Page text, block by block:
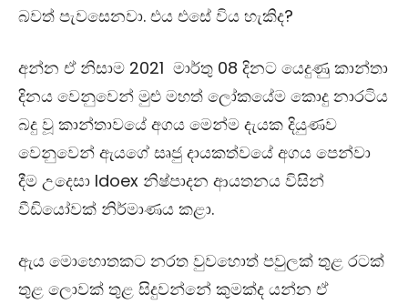
බවත් පැවසෙනවා. එය එසේ විය හැකිද?
අන්න ඒ නිසාම 2021 මාර්තු 08 දිනට යෙදුණු කාන්තා
දිනය වෙනුවෙන් මුළු මහත් ලෝකයේම කොදු නාරටිය
බදු වූ කාන්තාවයේ අගය මෙන්ම දැයක දියුණව
වෙනුවෙන් ඇයගේ සෘජු දායකත්වයේ අගය පෙන්වා
දීම උදෙසා Idoex නිෂ්පාදන ආයතනය විසින්
වීඩියෝවක් නිර්මාණය කළා.
ඇය මොහොතකට නරත වුවහොත් පවුලක් තුළ රටක්
තුළ ලොවක් තුළ සිදුවන්නේ කුමක්ද යන්න ඒ